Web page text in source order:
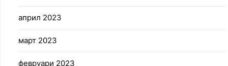
април 2023
март 2023
февруари 2023